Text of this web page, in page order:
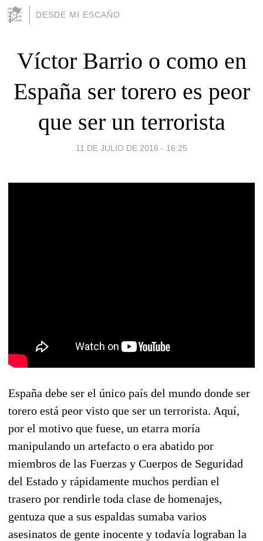
DESDE MI ESCAÑO
Víctor Barrio o como en
España ser torero es peor
que ser un terrorista
11 DE JULIO DE 2016 - 16:25
España debe ser el único país del mundo donde ser
torero está peor visto que ser un terrorista. Aquí,
por el motivo que fuese, un etarra moría
manipulando un artefacto o era abatido por
miembros de las Fuerzas y Cuerpos de Seguridad
del Estado y rápidamente muchos perdían el
trasero por rendirle toda clase de homenajes,
gentuza que a sus espaldas sumaba varios
asesinatos de gente inocente y todavía lograban la